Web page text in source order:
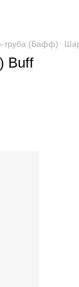
(Бафф)
Buff